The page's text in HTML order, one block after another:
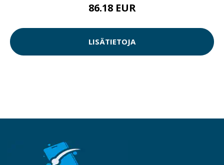
86.18 EUR
LISÄTIETOJA